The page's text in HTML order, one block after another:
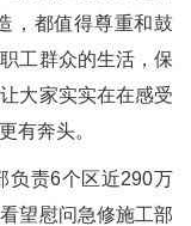
，都值得尊重和鼓
工群众的生活，保
大家实实在在感受
有奔头。
责6个区近290万
望慰问急修施工部